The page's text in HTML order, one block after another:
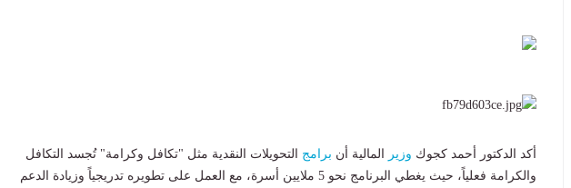
أكد الدكتور أحمد كجوك وزير المالية أن برامج التحويلات النقدية مثل "تكافل وكرامة" تُجسد التكافل
والكرامة فعلياً، حيث يغطي البرنامج نحو 5 ملايين أسرة، مع العمل على تطويره تدريجياً وزيادة الدعم